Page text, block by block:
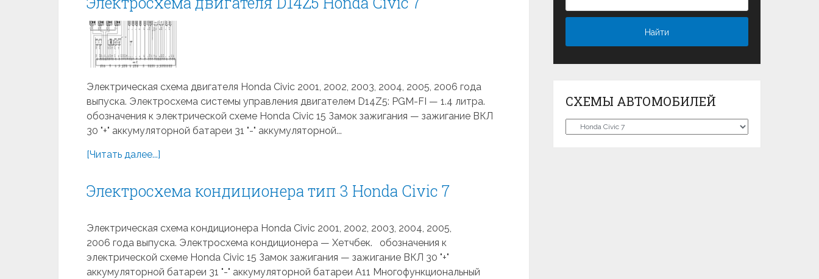
Электрическая схема двигателя Honda Civic 2001, 2002, 2003, 2004, 2005, 2006 года
выпуска. Электросхема системы управления двигателем D14Z5: PGM-FI — 1.4 литра.
обозначения к электрической схеме Honda Civic 15 Замок зажигания — зажигание ВКЛ
30 "+" аккумуляторной батареи 31 "-" аккумуляторной...
[Читать далее...]
Электросхема кондиционера тип 3 Honda Civic 7
Электрическая схема кондиционера Honda Civic 2001, 2002, 2003, 2004, 2005,
2006 года выпуска. Электросхема кондиционера — Хетчбек. обозначения к
электрической схеме Honda Civic 15 Замок зажигания — зажигание ВКЛ 30 "+"
аккумуляторной батареи 31 "-" аккумуляторной батареи A11 Многофункциональный
СХЕМЫ АВТОМОБИЛЕЙ
Схемы